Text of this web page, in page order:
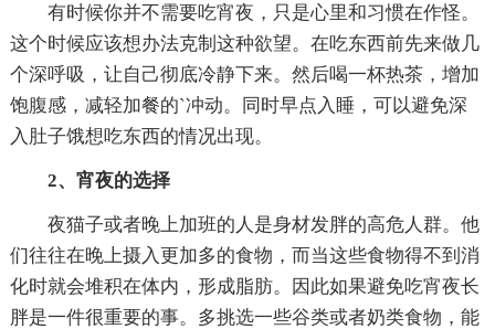
有时候你并不需要吃宵夜，只是心里和习惯在作怪。
这个时候应该想办法克制这种欲望。在吃东西前先来做几
个深呼吸，让自己彻底冷静下来。然后喝一杯热茶，增加
饱腹感，减轻加餐的`冲动。同时早点入睡，可以避免深
入肚子饿想吃东西的情况出现。
2、宵夜的选择
夜猫子或者晚上加班的人是身材发胖的高危人群。他
们往往在晚上摄入更加多的食物，而当这些食物得不到消
化时就会堆积在体内，形成脂肪。因此如果避免吃宵夜长
胖是一件很重要的事。多挑选一些谷类或者奶类食物，能